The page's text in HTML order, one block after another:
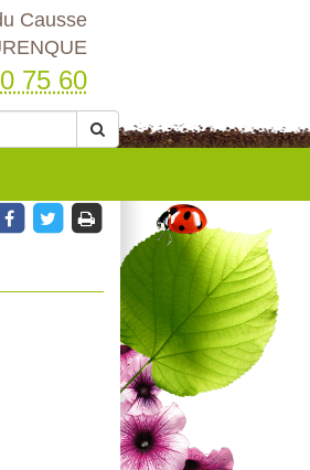
Causse
75 60